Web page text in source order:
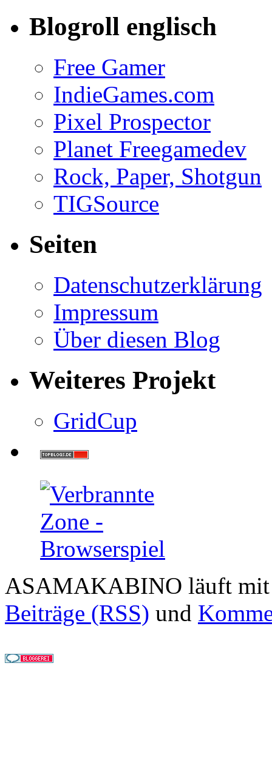
Blogroll englisch
Free Gamer
IndieGames.com
Pixel Prospector
Planet Freegamedev
Rock, Paper, Shotgun
TIGSource
Seiten
Datenschutzerklärung
Impressum
Über diesen Blog
Weiteres Projekt
GridCup
ASAMAKABINO läuft
Beiträge (RSS) und